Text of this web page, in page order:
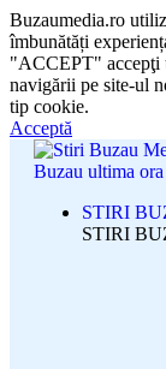
Buzaumedia.ro
îmbunătăți
"ACCEPT" accepţi
navigării pe site-ul
tip cookie.
Acceptă
STIRI
STIRI